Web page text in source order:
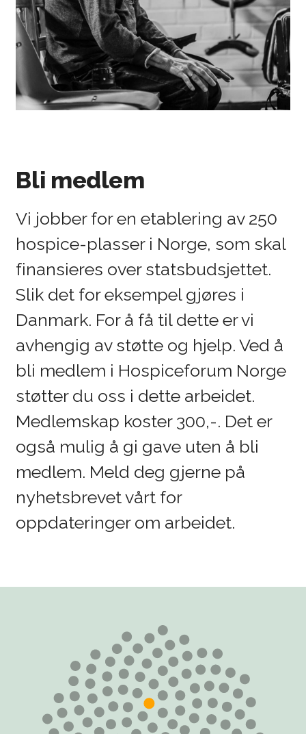
Bli medlem
Vi jobber for en etablering av 250
hospice-plasser i Norge, som skal
finansieres over statsbudsjettet.
Slik det for eksempel gjøres i
Danmark. For å få til dette er vi
avhengig av støtte og hjelp. Ved å
bli medlem i Hospiceforum Norge
støtter du oss i dette arbeidet.
Medlemskap koster 300,-. Det er
også mulig å gi gave uten å bli
medlem. Meld deg gjerne på
nyhetsbrevet vårt for
oppdateringer om arbeidet.